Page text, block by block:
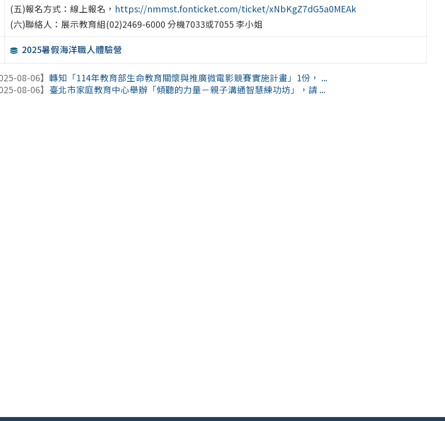
(五)報名方式：線上報名， https://nmmst.fonticket.com/ticket/xNbKgZ7dG5a0MEAk
(六)聯絡人：展示教育組(02)2469-6000 分機7033或7055 李小姐
2025暑假海洋職人體驗營
08-06】轉知「114年教育部生命教育關懷與推廣微電影競賽實施計畫」1份， ...
08-06】 臺北市家庭教育中心舉辦「傾聽的力量－親子溝通智慧練功坊」，請 ...